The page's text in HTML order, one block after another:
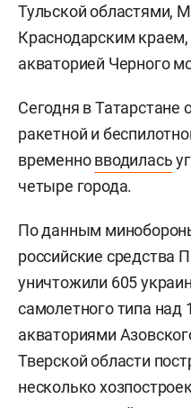
Тульской областями,
Краснодарским
акваторией Черного
Сегодня в
ракетной и
временновводилась
четыре города.
По данным
российские средства
уничтожили 605
самолетного типа над
акваториями
Тверской области
несколько